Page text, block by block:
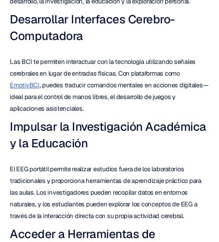
Desarrollar Interfaces Cerebro-
Computadora
Las BCI te permiten interactuar con la tecnología utilizando señales
cerebrales en lugar de entradas físicas. Con plataformas como
EmotivBCI, puedes traducir comandos mentales en acciones digitales—
ideal para el control de manos libres, el desarrollo de juegos y
aplicaciones asistenciales.
Impulsar la Investigación Académica
y la Educación
El EEG portátil permite realizar estudios fuera de los laboratorios
tradicionales y proporciona herramientas de aprendizaje práctico para
las aulas. Los investigadores pueden recopilar datos en entornos
naturales, y los estudiantes pueden explorar los conceptos de EEG a
través de la interacción directa con su propia actividad cerebral.
Acceder a Herramientas de